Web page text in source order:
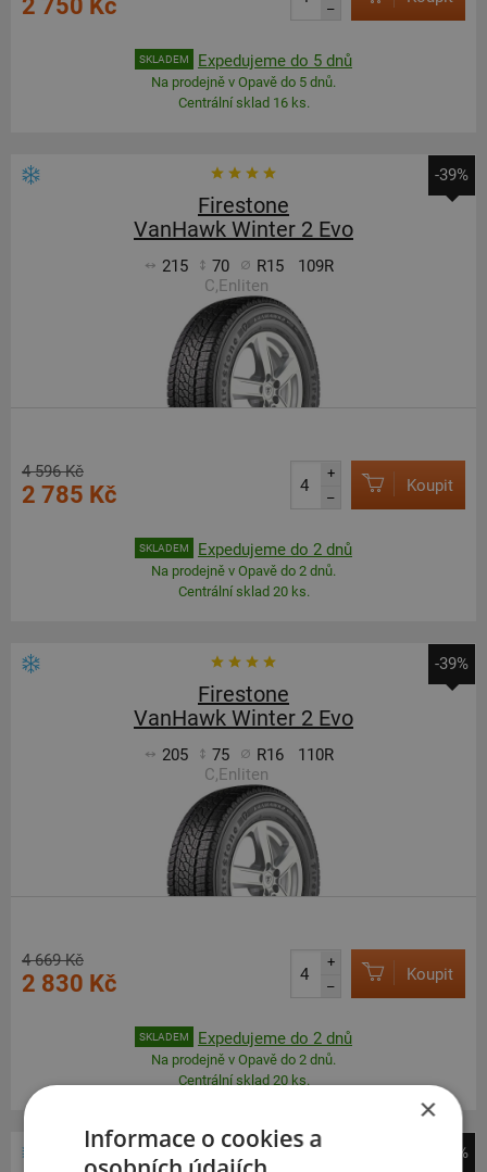
2 750 Kč
–
SKLADEM Expedujeme do 5 dnů
Na prodejně v Opavě do 5 dnů.
Centrální sklad 16 ks.
-39%
Firestone
VanHawk Winter 2 Evo
215 70 R15
109R
C,Enliten
4 596 Kč
2 785 Kč
+
–
Koupit
SKLADEM Expedujeme do 2 dnů
Na prodejně v Opavě do 2 dnů.
Centrální sklad 20 ks.
-39%
Firestone
VanHawk Winter 2 Evo
205 75 R16
110R
C,Enliten
4 669 Kč
2 830 Kč
+
–
Koupit
SKLADEM Expedujeme do 2 dnů
Na prodejně v Opavě do 2 dnů.
Centrální sklad 20 ks.
-39%
×
Informace o cookies a